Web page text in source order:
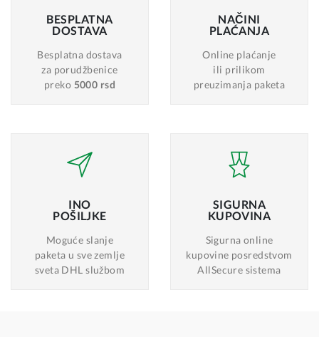
BESPLATNA
DOSTAVA
Besplatna dostava
za porudžbenice
preko 5000 rsd
NAČINI
PLAĆANJA
Online plaćanje
ili prilikom
preuzimanja paketa
INO
POŠILJKE
Moguće slanje
paketa u sve zemlje
sveta DHL službom
SIGURNA
KUPOVINA
Sigurna online
kupovine posredstvom
AllSecure sistema